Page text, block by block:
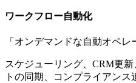
ワークフロー自動化
「 オンデマンドな自動オペレ
スケジューリング、CRM更
トの同期、コンプライアン